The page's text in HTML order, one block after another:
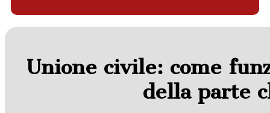
Unione civile: come
della parte